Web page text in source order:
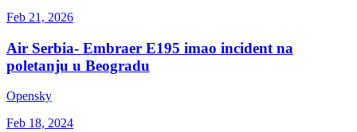
Feb 21, 2026
Air Serbia- Embraer E195 imao incident na
poletanju u Beogradu
Opensky
Feb 18, 2024